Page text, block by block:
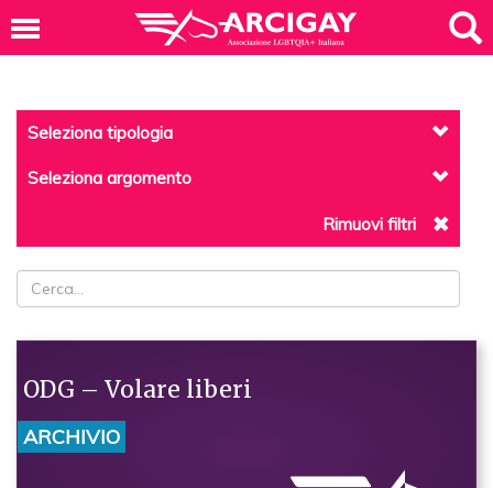
Seleziona tipologia
Seleziona argomento
Rimuovi filtri
ODG – Volare liberi
ARCHIVIO